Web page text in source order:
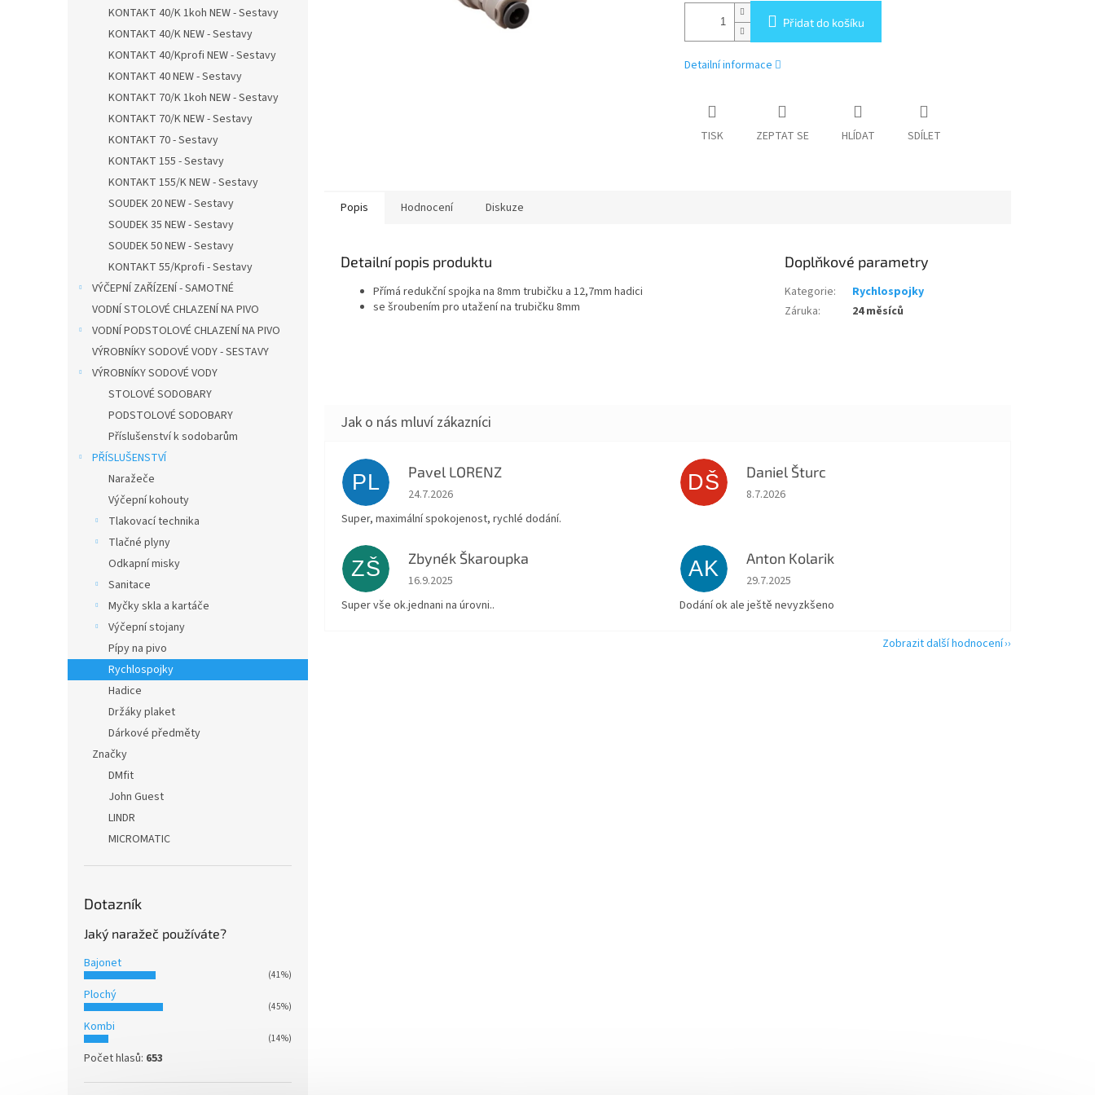
KONTAKT 40/K 1koh NEW - Sestavy
KONTAKT 40/K NEW - Sestavy
KONTAKT 40/Kprofi NEW - Sestavy
KONTAKT 40 NEW - Sestavy
KONTAKT 70/K 1koh NEW - Sestavy
KONTAKT 70/K NEW - Sestavy
KONTAKT 70 - Sestavy
KONTAKT 155 - Sestavy
KONTAKT 155/K NEW - Sestavy
SOUDEK 20 NEW - Sestavy
SOUDEK 35 NEW - Sestavy
SOUDEK 50 NEW - Sestavy
KONTAKT 55/Kprofi - Sestavy
VÝČEPNÍ ZAŘÍZENÍ - SAMOTNÉ
VODNÍ STOLOVÉ CHLAZENÍ NA PIVO
VODNÍ PODSTOLOVÉ CHLAZENÍ NA PIVO
VÝROBNÍKY SODOVÉ VODY - SESTAVY
VÝROBNÍKY SODOVÉ VODY
STOLOVÉ SODOBARY
PODSTOLOVÉ SODOBARY
Příslušenství k sodobarům
PŘÍSLUŠENSTVÍ
Naražeče
Výčepní kohouty
Tlakovací technika
Tlačné plyny
Odkapní misky
Sanitace
Myčky skla a kartáče
Výčepní stojany
Pípy na pivo
Rychlospojky
Hadice
Držáky plaket
Dárkové předměty
Značky
DMfit
John Guest
LINDR
MICROMATIC
Dotazník
Jaký naražeč používáte?
Bajonet
(41%)
Plochý
(45%)
Kombi
(14%)
Počet hlasů: 653
Přidat do košíku
Detailní informace
TISK ZEPTAT SE HLÍDAT SDÍLET
Popis Hodnocení Diskuze
Detailní popis produktu
Přímá redukční spojka na 8mm trubičku a 12,7mm hadici
se šroubením pro utažení na trubičku 8mm
Doplňkové parametry
Kategorie:
Rychlospojky
Záruka: 24 měsíců
PL Pavel LORENZ
Hodnocení obchodu je 5 z 5 hvězdiček.
24.7.2026
Super, maximální spokojenost, rychlé dodání.
DŠ Daniel Šturc
Hodnocení obchodu je 5 z 5 hvězdiček.
8.7.2026
ZŠ Zbynék Škaroupka
Hodnocení obchodu je 5 z 5 hvězdiček.
16.9.2025
Super vše ok.jednani na úrovni..
AK Anton Kolarik
Hodnocení obchodu je 5 z 5 hvězdiček.
29.7.2025
Dodání ok ale ještě nevyzkšeno
Zobrazit další hodnocení